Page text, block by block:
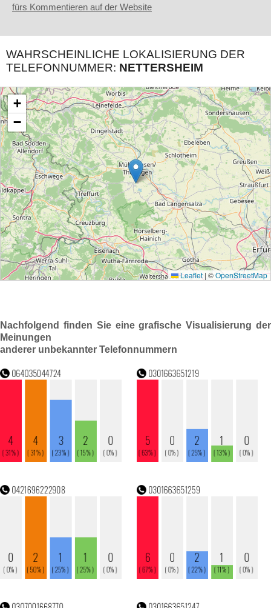
fürs Kommentieren auf der Website
WAHRSCHEINLICHE LOKALISIERUNG DER
TELEFONNUMMER: NETTERSHEIM
Nachfolgend finden Sie eine grafische Visualisierung der
Meinungen
anderer unbekannter Telefonnummern